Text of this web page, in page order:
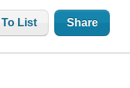
List Share